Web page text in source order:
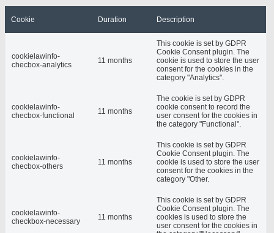
Cookie Duration Description
cookielawinfo-
checbox-analytics
11 months
This cookie is set by GDPR
Cookie Consent plugin. The
cookie is used to store the user
consent for the cookies in the
category "Analytics".
cookielawinfo-
checbox-functional
11 months
The cookie is set by GDPR
cookie consent to record the
user consent for the cookies in
the category "Functional".
cookielawinfo-
checbox-others
11 months
This cookie is set by GDPR
Cookie Consent plugin. The
cookie is used to store the user
consent for the cookies in the
category "Other.
cookielawinfo-
checkbox-necessary
11 months
This cookie is set by GDPR
Cookie Consent plugin. The
cookies is used to store the
user consent for the cookies in